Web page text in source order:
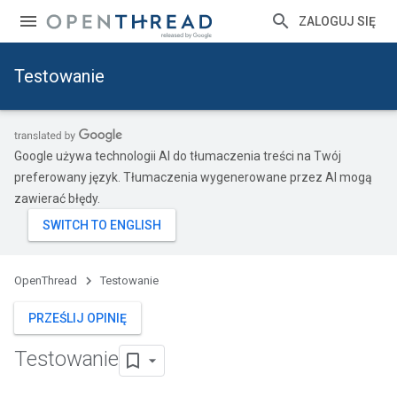
ZALOGUJ SIĘ
Testowanie
Google używa technologii AI do tłumaczenia treści na Twój
preferowany język. Tłumaczenia wygenerowane przez AI mogą
zawierać błędy.
OpenThread Testowanie
PRZEŚLIJ OPINIĘ
Testowanie